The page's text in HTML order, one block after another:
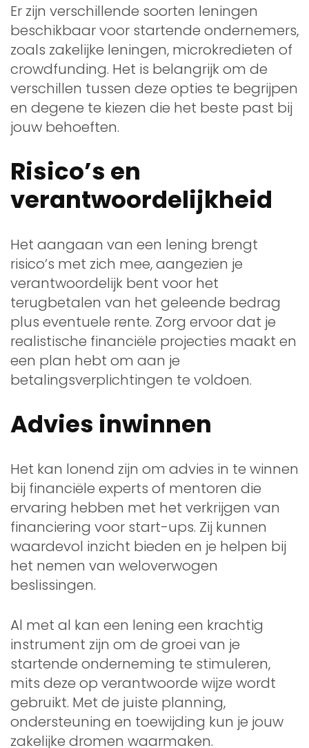
Er zijn verschillende soorten leningen
beschikbaar voor startende ondernemers,
zoals zakelijke leningen, microkredieten of
crowdfunding. Het is belangrijk om de
verschillen tussen deze opties te begrijpen
en degene te kiezen die het beste past bij
jouw behoeften.
Risico’s en
verantwoordelijkheid
Het aangaan van een lening brengt
risico’s met zich mee, aangezien je
verantwoordelijk bent voor het
terugbetalen van het geleende bedrag
plus eventuele rente. Zorg ervoor dat je
realistische financiële projecties maakt en
een plan hebt om aan je
betalingsverplichtingen te voldoen.
Advies inwinnen
Het kan lonend zijn om advies in te winnen
bij financiële experts of mentoren die
ervaring hebben met het verkrijgen van
financiering voor start-ups. Zij kunnen
waardevol inzicht bieden en je helpen bij
het nemen van weloverwogen
beslissingen.
Al met al kan een lening een krachtig
instrument zijn om de groei van je
startende onderneming te stimuleren,
mits deze op verantwoorde wijze wordt
gebruikt. Met de juiste planning,
ondersteuning en toewijding kun je jouw
zakelijke dromen waarmaken.